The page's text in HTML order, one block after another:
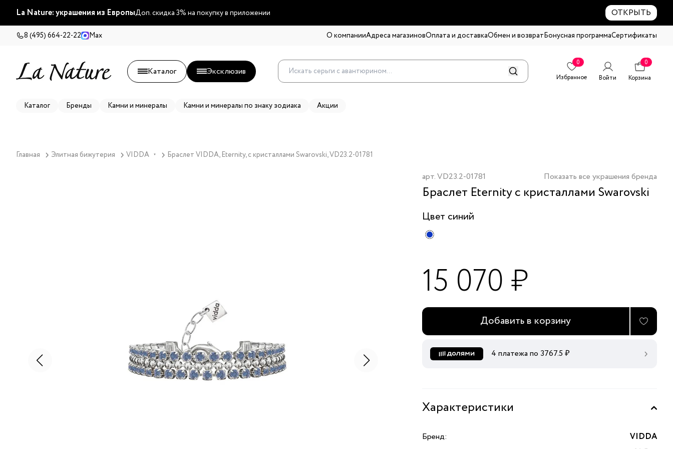
La Nature: украшения из ЕвропыДоп. скидка 3% на покупку в приложении ОТКРЫТЬ
8 (495) 664-22-22 Max О компанииАдреса магазиновОплата и доставкаОбмен и возвратБонусная программаСертификаты
Каталог Эксклюзив
0
Избранное
Войти
0
Корзина
Каталог Бренды Камни и минералы Камни и минералы по знаку зодиака Акции
Главная Элитная бижутерия VIDDA ▼ Браслет VIDDA, Eternity, с кристаллами Swarovski, VD23.2-01781
арт.VD23.2-01781 Показать все украшения бренда
Браслет Eternity с кристаллами Swarovski
Цвет синий
15 070 ₽
Добавить в корзину
4 платежа по 3767.5 ₽
Характеристики
Бренд:
VIDDA